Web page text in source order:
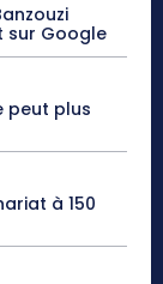
sur Google
peut plus
à 150